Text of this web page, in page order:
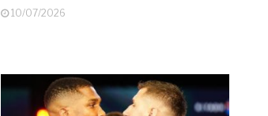
10/07/2026